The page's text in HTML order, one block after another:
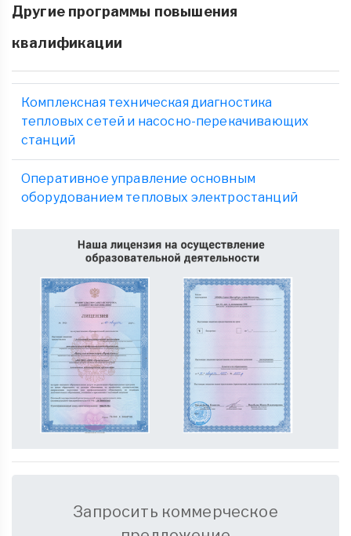
Другие программы повышения
квалификации
Комплексная техническая диагностика
тепловых сетей и насосно-перекачивающих
станций
Оперативное управление основным
оборудованием тепловых электростанций
Запросить коммерческое